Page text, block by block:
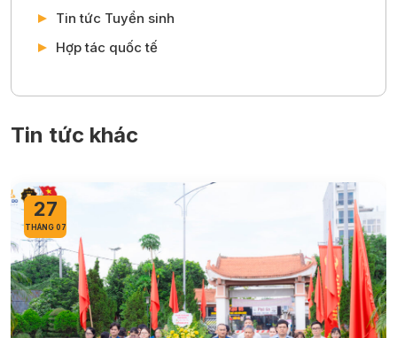
Tin tức Tuyển sinh
Hợp tác quốc tế
Tin tức khác
27
THÁNG 07